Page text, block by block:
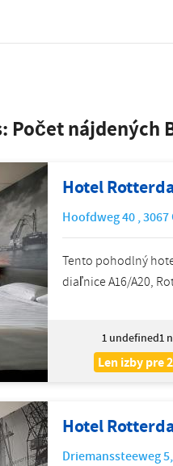
Počet nájdených
Hotel
Hoofdweg 40,3067
Tento pohodlný
diaľnice A16/A20,
1 undefined1
Len izby pre
Hotel
Driemanssteeweg 5,